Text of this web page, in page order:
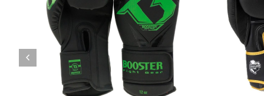
Précédent
keyboard_arrow_left